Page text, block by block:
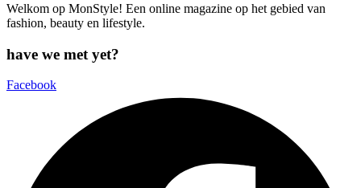
Welkom op MonStyle! Een online magazine op het gebied van
fashion, beauty en lifestyle.
have we met yet?
Facebook